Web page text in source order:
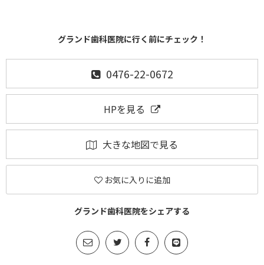
グランド歯科医院に行く前にチェック！
0476-22-0672
HPを見る
大きな地図で見る
お気に入りに追加
グランド歯科医院をシェアする